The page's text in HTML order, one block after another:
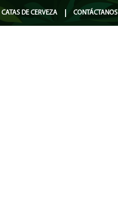
CATAS DE CERVEZA CONTÁCTANOS